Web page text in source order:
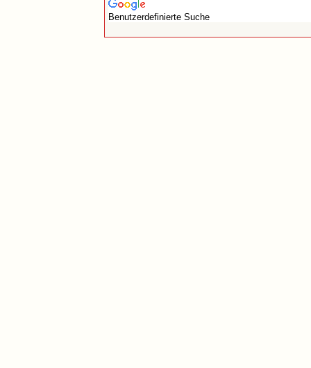
Benutzerdefinierte Suche